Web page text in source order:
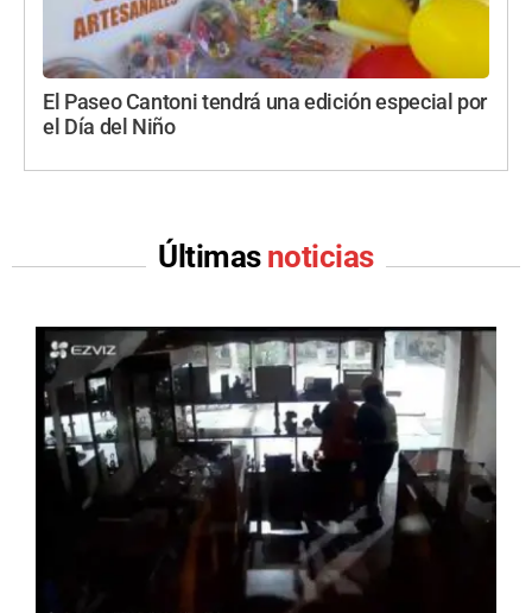
El Paseo Cantoni tendrá una edición especial por
el Día del Niño
Últimas noticias